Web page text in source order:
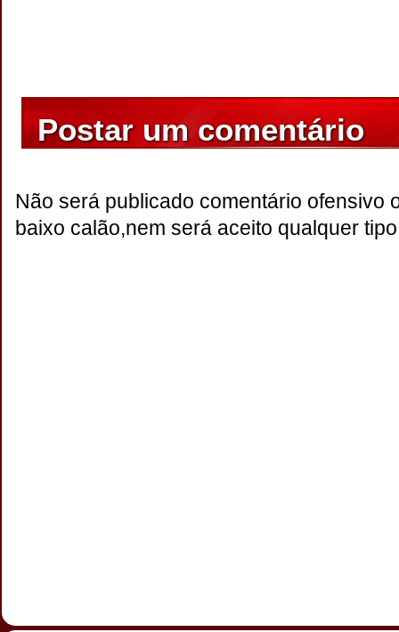
Postar um comentário
Não será publicado comentário ofensivo
baixo calão,nem será aceito qualquer